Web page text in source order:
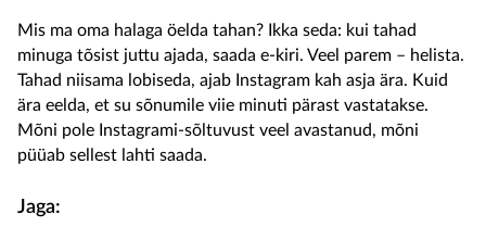
Mis ma oma halaga öelda tahan? Ikka seda: kui tahad
minuga tõsist juttu ajada, saada e-kiri. Veel parem – helista.
Tahad niisama lobiseda, ajab Instagram kah asja ära. Kuid
ära eelda, et su sõnumile viie minuti pärast vastatakse.
Mõni pole Instagrami-sõltuvust veel avastanud, mõni
püüab sellest lahti saada.
Jaga: